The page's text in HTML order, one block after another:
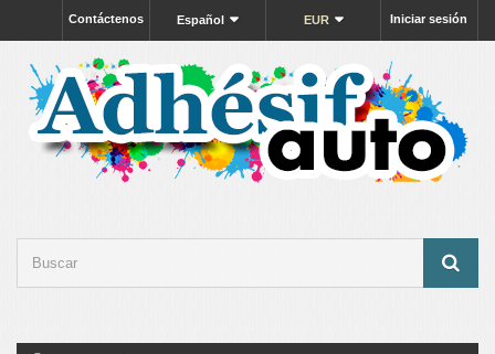
Iniciar sesión
EUR
Español
Contáctenos